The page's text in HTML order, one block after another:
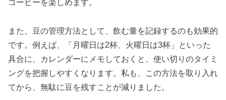
コーヒーを楽しめます。
また、豆の管理方法として、飲む量を記録するのも効果的
です。例えば、「月曜日は2杯、火曜日は3杯」といった
具合に、カレンダーにメモしておくと、使い切りのタイミ
ングを把握しやすくなります。私も、この方法を取り入れ
てから、無駄に豆を残すことが減りました。